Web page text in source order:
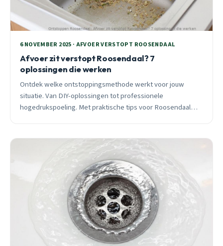
6 NOVEMBER 2025 · AFVOER VERSTOPT ROOSENDAAL
Afvoer zit verstopt Roosendaal? 7
oplossingen die werken
Ontdek welke ontstoppingsmethode werkt voor jouw
situatie. Van DIY-oplossingen tot professionele
hogedrukspoeling. Met praktische tips voor Roosendaal